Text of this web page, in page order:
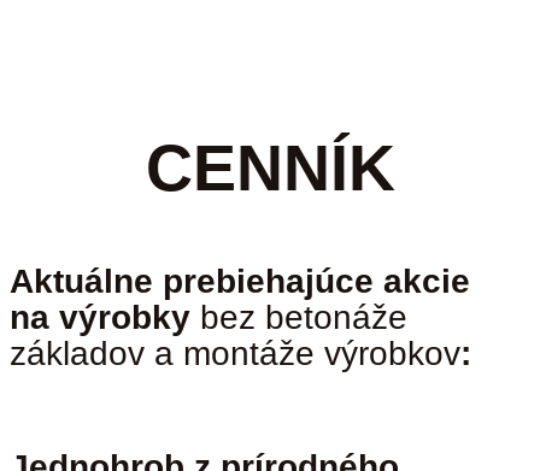
CENNÍK
Aktuálne prebiehajúce akcie
na výrobky bez betonáže
základov a montáže výrobkov: